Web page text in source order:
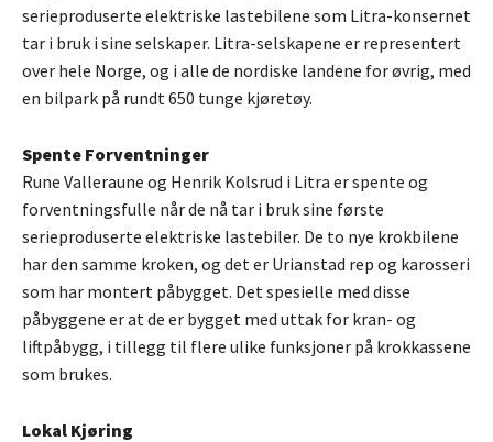
serieproduserte elektriske lastebilene som Litra-konsernet
tar i bruk i sine selskaper. Litra-selskapene er representert
over hele Norge, og i alle de nordiske landene for øvrig, med
en bilpark på rundt 650 tunge kjøretøy.
Spente Forventninger
Rune Valleraune og Henrik Kolsrud i Litra er spente og
forventningsfulle når de nå tar i bruk sine første
serieproduserte elektriske lastebiler. De to nye krokbilene
har den samme kroken, og det er Urianstad rep og karosseri
som har montert påbygget. Det spesielle med disse
påbyggene er at de er bygget med uttak for kran- og
liftpåbygg, i tillegg til flere ulike funksjoner på krokkassene
som brukes.
Lokal Kjøring